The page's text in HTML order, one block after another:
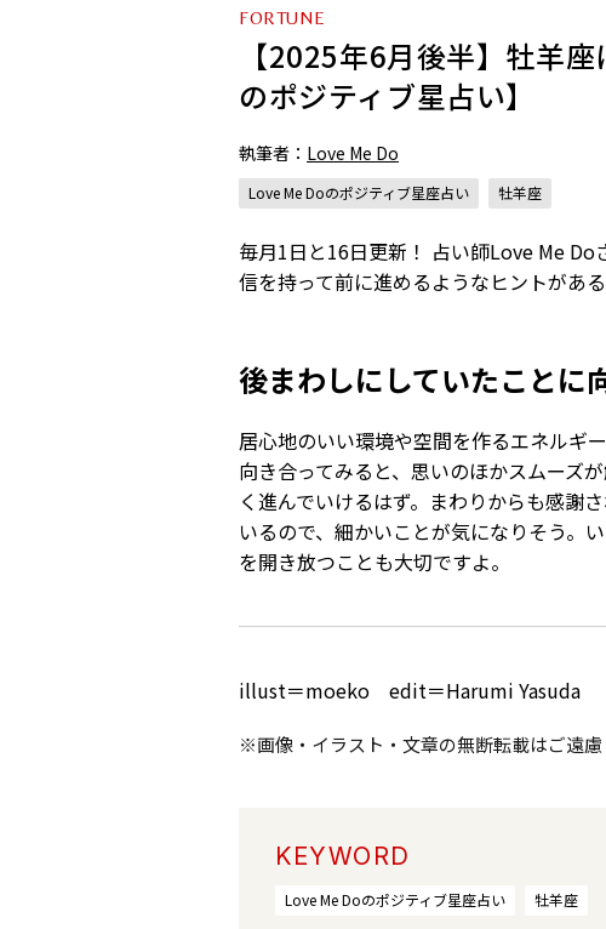
FORTUNE
【2025年6月後半】牡羊
のポジティブ星占い】
執筆者： Love Me Do
Love Me Doのポジティブ星座占い 牡羊座
毎月1日と16日更新！ 占い師Love Me
信を持って前に進めるようなヒントがある
後まわしにしていたことに
居心地のいい環境や空間を作るエネルギ
向き合ってみると、思いのほかスムーズ
く進んでいけるはず。まわりからも感謝
いるので、細かいことが気になりそう。
を開き放つことも大切ですよ。
illust＝moeko edit＝Harumi Yasuda
※画像・イラスト・文章の無断転載はご遠慮
KEYWORD
Love Me Doのポジティブ星座占い 牡羊座